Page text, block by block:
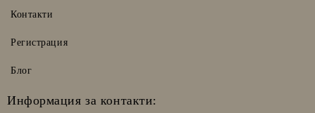
Контакти
Регистрация
Блог
Информация за контакти: